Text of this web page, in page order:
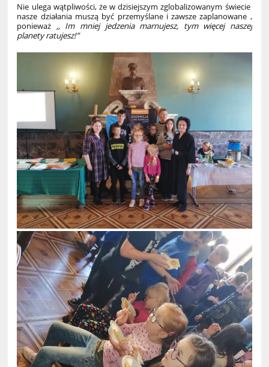
Nie ulega wątpliwości, że w dzisiejszym zglobalizowanym świecie
nasze działania muszą być przemyślane i zawsze zaplanowane ,
ponieważ ,, Im mniej jedzenia marnujesz, tym więcej naszej
planety ratujesz!”